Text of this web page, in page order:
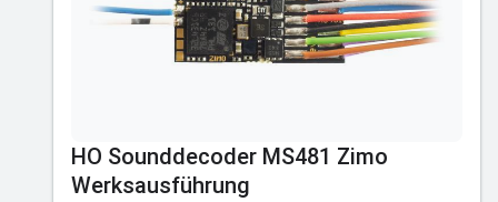
HO Sounddecoder MS481 Zimo
Werksausführung